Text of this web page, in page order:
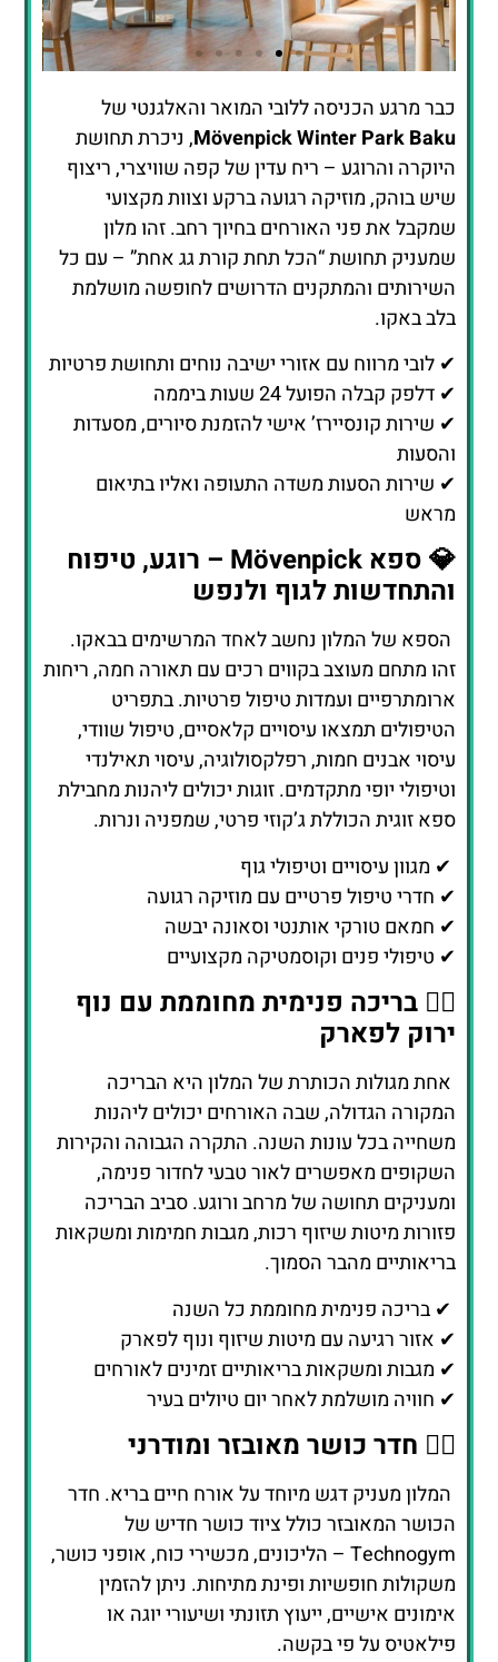
לחצו כאן
להזמנת חדר
במלון
כבר מרגע הכניסה ללובי המואר והאלגנטי של
Mövenpick Winter Park Baku, ניכרת תחושת
היוקרה והרוגע – ריח עדין של קפה שוויצרי, ריצוף
שיש בוהק, מוזיקה רגועה ברקע וצוות מקצועי
שמקבל את פני האורחים בחיוך רחב. זהו מלון
שמעניק תחושת “הכל תחת קורת גג אחת” – עם כל
השירותים והמתקנים הדרושים לחופשה מושלמת
בלב באקו.
✔ לובי מרווח עם אזורי ישיבה נוחים ותחושת פרטיות
✔ דלפק קבלה הפועל 24 שעות ביממה
✔ שירות קונסיירז’ אישי להזמנת סיורים, מסעדות
והסעות
✔ שירות הסעות משדה התעופה ואליו בתיאום
מראש
💎 ספא Mövenpick – רוגע, טיפוח
והתחדשות לגוף ולנפש
הספא של המלון נחשב לאחד המרשימים בבאקו.
זהו מתחם מעוצב בקווים רכים עם תאורה חמה, ריחות
ארומתרפיים ועמדות טיפול פרטיות. בתפריט
הטיפולים תמצאו עיסויים קלאסיים, טיפול שוודי,
עיסוי אבנים חמות, רפלקסולוגיה, עיסוי תאילנדי
וטיפולי יופי מתקדמים. זוגות יכולים ליהנות מחבילת
ספא זוגית הכוללת ג’קוזי פרטי, שמפניה ונרות.
✔ מגוון עיסויים וטיפולי גוף
✔ חדרי טיפול פרטיים עם מוזיקה רגועה
✔ חמאם טורקי אותנטי וסאונה יבשה
✔ טיפולי פנים וקוסמטיקה מקצועיים
🏊‍♀️ בריכה פנימית מחוממת עם נוף
ירוק לפארק
אחת מגולות הכותרת של המלון היא הבריכה
המקורה הגדולה, שבה האורחים יכולים ליהנות
משחייה בכל עונות השנה. התקרה הגבוהה והקירות
השקופים מאפשרים לאור טבעי לחדור פנימה,
ומעניקים תחושה של מרחב ורוגע. סביב הבריכה
פזורות מיטות שיזוף רכות, מגבות חמימות ומשקאות
בריאותיים מהבר הסמוך.
✔ בריכה פנימית מחוממת כל השנה
✔ אזור רגיעה עם מיטות שיזוף ונוף לפארק
✔ מגבות ומשקאות בריאותיים זמינים לאורחים
✔ חוויה מושלמת לאחר יום טיולים בעיר
🏋️‍♂️ חדר כושר מאובזר ומודרני
המלון מעניק דגש מיוחד על אורח חיים בריא. חדר
הכושר המאובזר כולל ציוד כושר חדיש של
Technogym – הליכונים, מכשירי כוח, אופני כושר,
משקולות חופשיות ופינת מתיחות. ניתן להזמין
אימונים אישיים, ייעוץ תזונתי ושיעורי יוגה או
פילאטיס על פי בקשה.